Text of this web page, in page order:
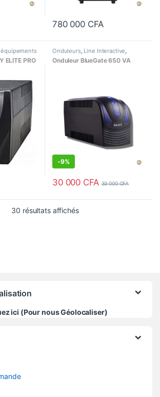
780 000 CFA
ELITE PRO
Onduleurs, Line Interactive,
Sécurité équipements
Onduleur BlueGate 650 VA
-9%
30 000 CFA 33 000CFA
30 résultats affichésTrié du plus récent au
ici (Pour nous Géolocaliser)